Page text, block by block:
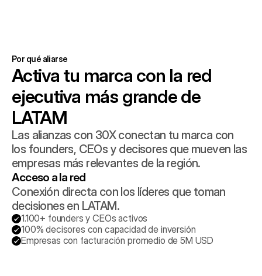
Por qué aliarse
Activa tu marca con la red
ejecutiva más grande de
LATAM
Las alianzas con 30X conectan tu marca con
los founders, CEOs y decisores que mueven las
empresas más relevantes de la región.
Acceso a la red
Conexión directa con los líderes que toman
decisiones en LATAM.
1.100+ founders y CEOs activos
100% decisores con capacidad de inversión
Empresas con facturación promedio de 5M USD